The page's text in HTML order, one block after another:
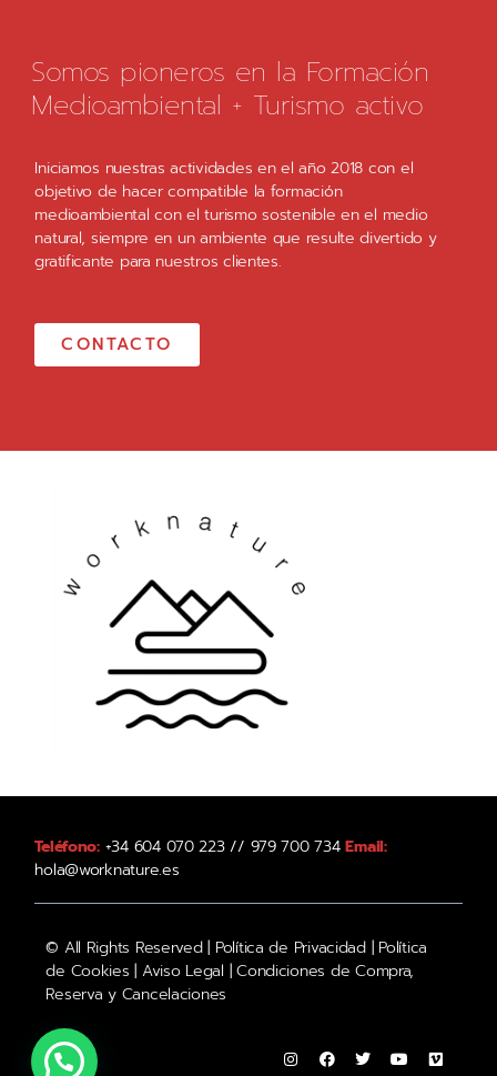
Somos pioneros en la Formación
Medioambiental + Turismo activo
Iniciamos nuestras actividades en el año 2018 con el
objetivo de hacer compatible la formación
medioambiental con el turismo sostenible en el medio
natural, siempre en un ambiente que resulte divertido y
gratificante para nuestros clientes.
CONTACTO
Teléfono: +34 604 070 223 // 979 700 734Email:
hola@worknature.es
© All Rights Reserved | Política de Privacidad| Política
de Cookies | Aviso Legal |Condiciones de Compra,
Reserva y Cancelaciones